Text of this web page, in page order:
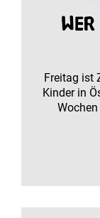
Freitag ist
Kinder in